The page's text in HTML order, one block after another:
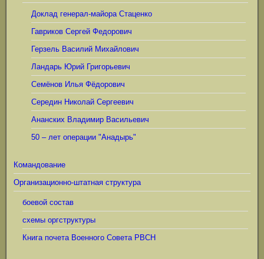
Доклад генерал-майора Стаценко
Гавриков Сергей Федорович
Герзель Василий Михайлович
Ландарь Юрий Григорьевич
Семёнов Илья Фёдорович
Середин Николай Сергеевич
Ананских Владимир Васильевич
50 – лет операции "Анадырь"
Командование
Организационно-штатная структура
боевой состав
схемы оргструктуры
Книга почета Военного Совета РВСН